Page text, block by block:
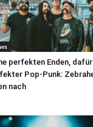
perfekten Enden, dafür
Pop-Punk:
nach